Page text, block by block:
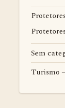
Protetores
Sem
Turismo